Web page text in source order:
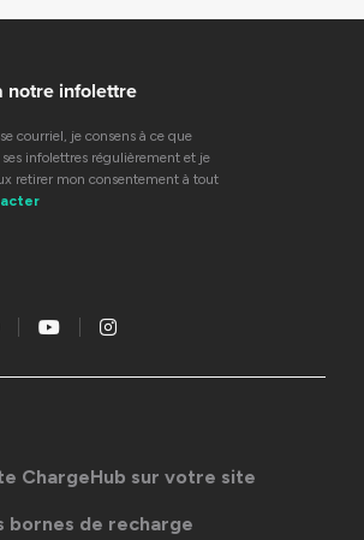
notre infolettre
courriel, je consens à ce que
infolettres régulièrement et je
retirer mon consentement à tout
ChargeHub sur votre site
bornes de recharge